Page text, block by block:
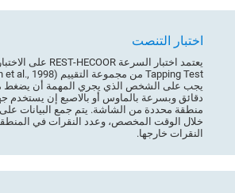
اختبار التنصت
دقائق وبسرعة بالماوس أو بالاصبع إن يستخدم
منطقة محددة من الشاشة. يتم جمع البيانات على
خلال الوقت المخصص، وعدد النقرات في
النقرات خارجها.